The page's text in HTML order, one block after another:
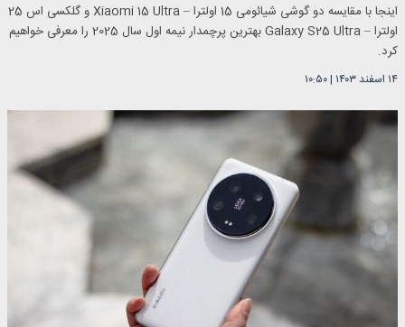
اینجا با مقایسه دو گوشی شیائومی 15 اولترا – Xiaomi 15 Ultra و گلکسی اس 25
اولترا – Galaxy S25 Ultra بهترین پرچمدار نیمه اول سال 2025 را معرفی خواهیم
کرد.
۱۴ اسفند ۱۴۰۳ |۱۰:۵۰